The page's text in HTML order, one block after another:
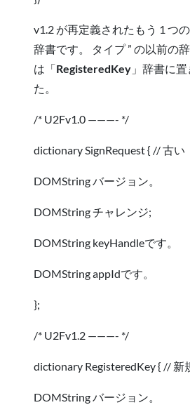
v1.2 が再定義されたもう 1 つ
辞書です。 タイプ ” の以前の
は「RegisteredKey 」辞書に置
た。
/* U2Fv1.0 ———- */
dictionary SignRequest { // 古い
DOMString バージョン。
DOMString チャレンジ;
DOMString keyHandleです。
DOMString appIdです。
};
/* U2Fv1.2 ———- */
dictionary RegisteredKey { // 新
DOMString バージョン。